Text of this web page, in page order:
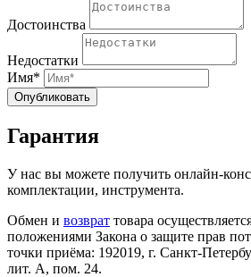
Достоинства
Недостатки
Имя*
Опубликовать
Гарантия
У нас вы можете получить онлайн-
комплектации, инструмента.
Обмен и возврат товара
положениями Закона о защите прав
точки приёма: 192019, г. Санкт-
лит. А, пом. 24.